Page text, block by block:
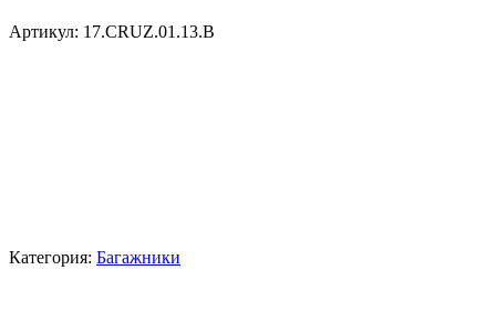
Артикул: 17.CRUZ.01.13.B
Категория: Багажники